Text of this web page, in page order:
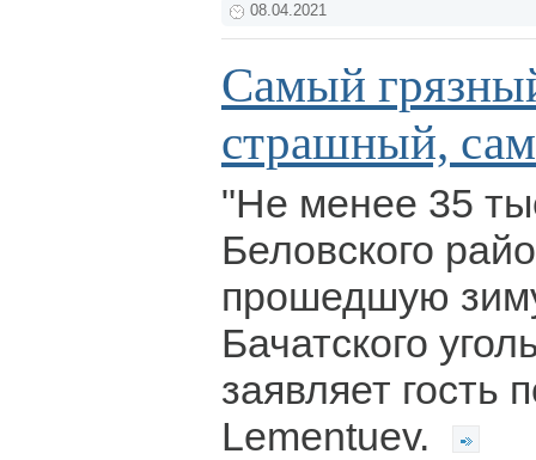
08.04.2021
Самый
страшный,
"Не менее 35
Беловского
прошедшую
Бачатского
заявляет гость
Lementuev.